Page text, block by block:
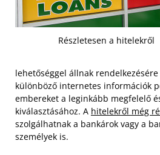
Részletesen a hitelekről
lehetőséggel állnak
különböző internetes információk
embereket a leginkább megfelelő
kiválasztásához. A hitelekről még
szolgálhatnak a bankárok vagy a
személyek is.